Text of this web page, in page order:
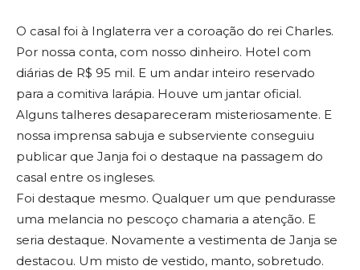
O casal foi à Inglaterra ver a coroação do rei Charles.
Por nossa conta, com nosso dinheiro. Hotel com
diárias de R$ 95 mil. E um andar inteiro reservado
para a comitiva larápia. Houve um jantar oficial.
Alguns talheres desapareceram misteriosamente. E
nossa imprensa sabuja e subserviente conseguiu
publicar que Janja foi o destaque na passagem do
casal entre os ingleses.
Foi destaque mesmo. Qualquer um que pendurasse
uma melancia no pescoço chamaria a atenção. E
seria destaque. Novamente a vestimenta de Janja se
destacou. Um misto de vestido, manto, sobretudo.